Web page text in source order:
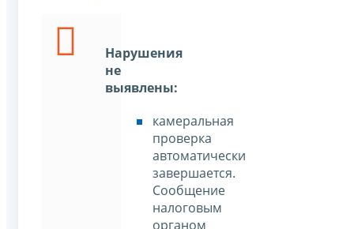
Нарушения
не
выявлены:
камеральная
проверка
автоматически
завершается.
Сообщение
налоговым
органом